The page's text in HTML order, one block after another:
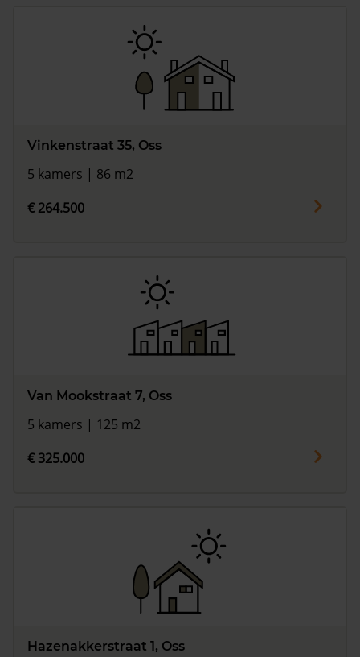
Vinkenstraat 35, Oss
5 kamers | 86 m2
€ 264.500
Van Mookstraat 7, Oss
5 kamers | 125 m2
€ 325.000
Hazenakkerstraat 1, Oss